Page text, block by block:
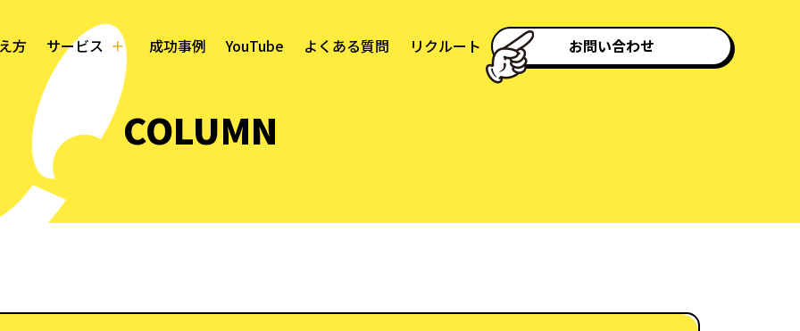
方 サービス 成功事例 YouTube よくある質問 リクルート お問い合わせ
COLUMN